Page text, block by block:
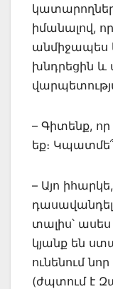
իմանալով,
անմիջապես
խնդրեցին և
– Գիտենք,
եք։
– Այո
տալիս՝
կյանք են
ունենում
(ժպտում է